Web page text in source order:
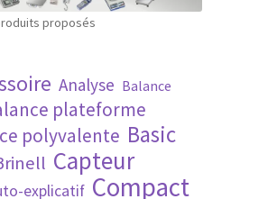
confidentialité
matière de remboursements et
proposés
Analyse Balance
plateforme
polyvalente Basic
Capteur
explicatif Compact